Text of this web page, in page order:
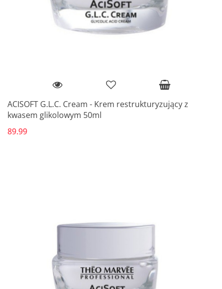
ACISOFT G.L.C. Cream - Krem restrukturyzujący z
kwasem glikolowym 50ml
89.99